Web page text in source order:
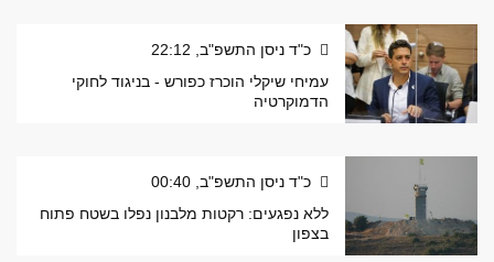
כ"ד ניסן התשפ"ב, 22:12
עמיחי שיקלי הוכרז כפורש - בניגוד לחוקי
הדמוקרטיה
כ"ד ניסן התשפ"ב, 00:40
ללא נפגעים: רקטות מלבנון נפלו בשטח פתוח
בצפון